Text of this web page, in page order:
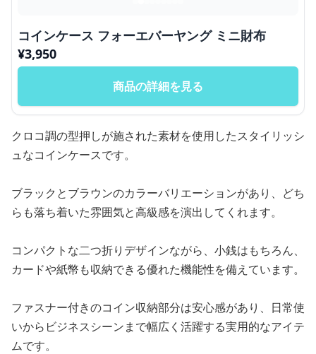
コインケース フォーエバーヤング ミニ財布
¥3,950
商品の詳細を見る
クロコ調の型押しが施された素材を使用したスタイリッシ
ュなコインケースです。
ブラックとブラウンのカラーバリエーションがあり、どち
らも落ち着いた雰囲気と高級感を演出してくれます。
コンパクトな二つ折りデザインながら、小銭はもちろん、
カードや紙幣も収納できる優れた機能性を備えています。
ファスナー付きのコイン収納部分は安心感があり、日常使
いからビジネスシーンまで幅広く活躍する実用的なアイテ
ムです。